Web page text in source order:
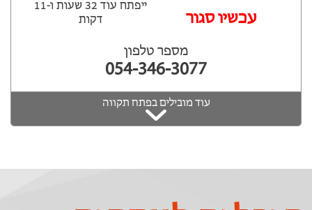
עכשיו סגור
ייפתח עוד 32 שעות ‫ו-11
דקות
מספר טלפון
054-346-3077
עוד מובילים בפתח תקווה